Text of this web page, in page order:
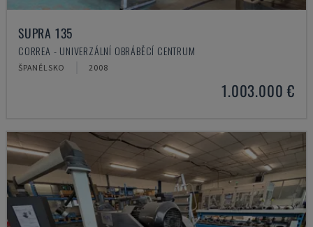
SUPRA 135
CORREA - UNIVERZÁLNÍ OBRÁBĚCÍ CENTRUM
ŠPANĚLSKO 2008
1.003.000 €